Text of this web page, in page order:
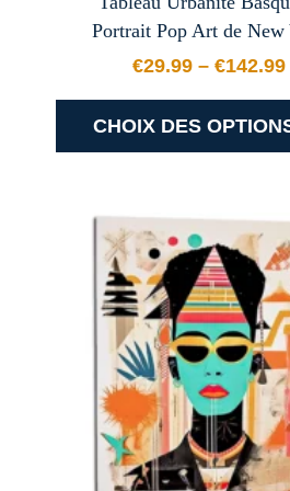
Portrait Pop Art de New
€29.99 –€142.99
Plage
CHOIX DES
a
plusieurs
variations.
Les
options
peuvent
être
choisies
sur